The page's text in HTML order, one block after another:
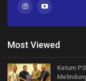
Most Viewed
Ketum